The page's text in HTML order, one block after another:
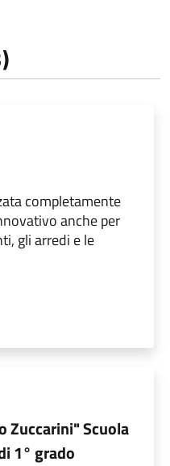
completamente
anche per
gli arredi e le
Zuccarini" Scuola
1° grado